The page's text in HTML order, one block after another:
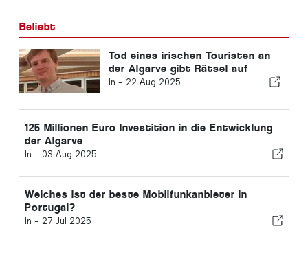
Beliebt
Tod eines irischen Touristen an
der Algarve gibt Rätsel auf
In - 22 Aug 2025
125 Millionen Euro Investition in die Entwicklung
der Algarve
In - 03 Aug 2025
Welches ist der beste Mobilfunkanbieter in
Portugal?
In - 27 Jul 2025